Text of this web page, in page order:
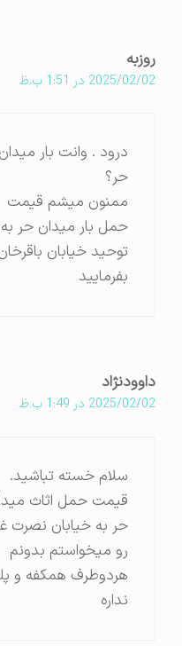
روزبه
2025/02/02 در 1:51 ب.ظ
درود . وانت بار میدان
ممنون میشم قیمت
حمل بار میدان حر به
توحید خیابان باقرخان رو
بفرمایید
داوودنژاد
2025/02/02 در 1:49 ب.ظ
سلام خسته تباشید.
قیمت حمل اثاث میدان
حر به خیابان نصرت غربی
رو میخواستم بدونم
هردوطرف همکفه و پله